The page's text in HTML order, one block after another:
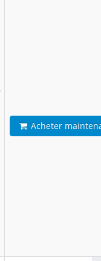
Acheter